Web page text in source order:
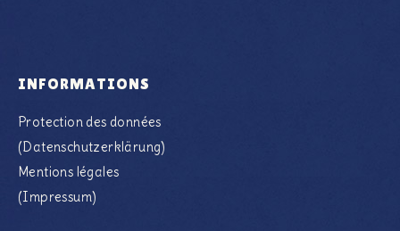
INFORMATIONS
Protection des données​
(Datenschutzerklärung)
Mentions légales
(Impressum)